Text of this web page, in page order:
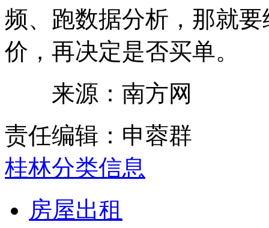
频、跑数据分析，那就
价，再决定是否买单。
来源：南方网
责任编辑：申蓉群
桂林分类信息
房屋出租